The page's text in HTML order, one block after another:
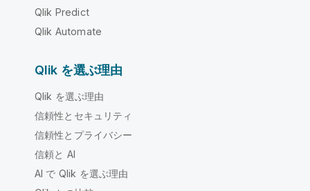
Qlik Predict
Qlik Automate
Qlik を選ぶ理由
Qlik を選ぶ理由
信頼性とセキュリティ
信頼性とプライバシー
信頼と AI
AI で Qlik を選ぶ理由